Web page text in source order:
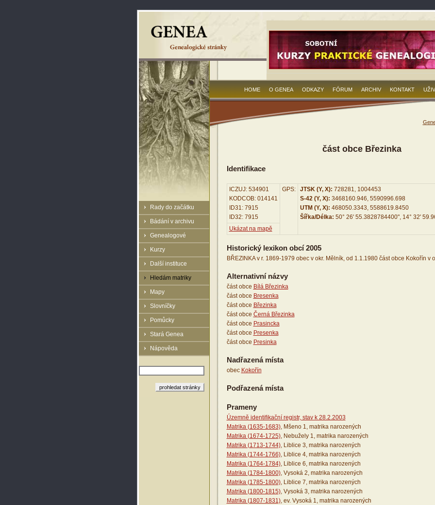
Rady do začátku
Bádání v archivu
Genealogové
Kurzy
Další instituce
Hledám matriky
Mapy
Slovníčky
Pomůcky
Stará Genea
Nápověda
HOME O GENEA ODKAZY FÓRUM ARCHIV KONTAKT
část obce Březinka
Identifikace
ICZUJ: 534901
KODCOB: 014141
ID31: 7915
ID32: 7915
GPS: JTSK (Y, X): 728281, 1004453
S-42 (Y, X): 3468160.946, 5590996.698
UTM (Y, X): 468050.3343, 5588619.8450
Šířka/Délka: 50° 26' 55.3828784400", 14° 32'
Ukázat na mapě
Historický lexikon obcí 2005
BŘEZINKA v r. 1869-1979 obec v okr. Mělník, od 1.1.1980 část obce Kokořín v
Alternativní názvy
část obce Bílá Březinka
část obce Bresenka
část obce Březinka
část obce Černá Březinka
část obce Prasincka
část obce Presenka
část obce Presinka
Nadřazená místa
obec Kokořín
Podřazená místa
Prameny
Územně identifikační registr, stav k 28.2.2003
Matrika (1635-1683), Mšeno 1, matrika narozených
Matrika (1674-1725), Nebužely 1, matrika narozených
Matrika (1713-1744), Liblice 3, matrika narozených
Matrika (1744-1766), Liblice 4, matrika narozených
Matrika (1764-1784), Liblice 6, matrika narozených
Matrika (1784-1800), Vysoká 2, matrika narozených
Matrika (1785-1800), Liblice 7, matrika narozených
Matrika (1800-1815), Vysoká 3, matrika narozených
Matrika (1807-1831), ev. Vysoká 1, matrika narozených